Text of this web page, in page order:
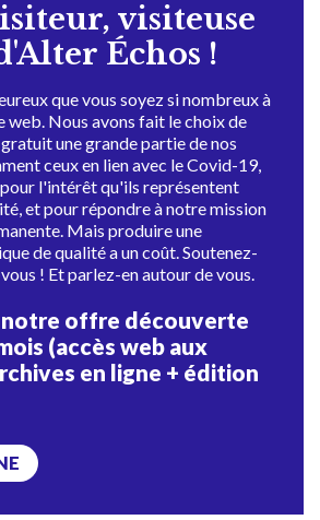
visiteuse
Échos !
que vous soyez si nombreux à
web. Nous avons fait le choix de
une grande partie de nos
ceux en lien avec le Covid-19,
l'intérêt qu'ils représentent
et pour répondre à notre mission
Mais produire une
de qualité a un coût. Soutenez-
! Et parlez-en autour de vous.
offre découverte
(accès web aux
en ligne + édition